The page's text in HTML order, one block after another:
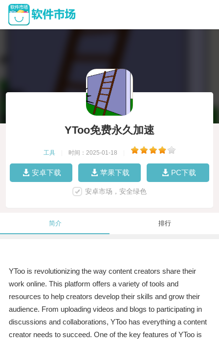
YToo免费永久加速
工具 时间：2025-01-18
安卓下载 苹果下载 PC下载
安卓市场，安全绿色
简介 排行
YToo is revolutionizing the way content creators share their
work online. This platform offers a variety of tools and
resources to help creators develop their skills and grow their
audience. From uploading videos and blogs to participating in
discussions and collaborations, YToo has everything a content
creator needs to succeed. One of the key features of YToo is